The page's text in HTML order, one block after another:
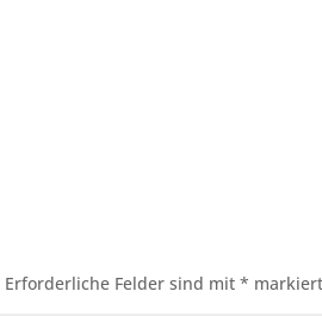
Erforderliche Felder sind mit* markiert